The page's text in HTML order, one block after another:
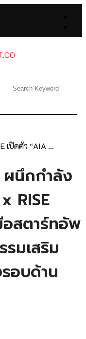
เปิดตัว “AIA …
ผนึกกำลัง
RISE
สตาร์ทอัพ
มเสริม
อบด้าน